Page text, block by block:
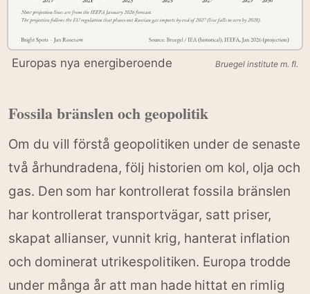
Europas nya energiberoende Bruegel institute m. fl.
Fossila bränslen och geopolitik
Om du vill förstå geopolitiken under de senaste
två århundradena, följ historien om kol, olja och
gas. Den som har kontrollerat fossila bränslen
har kontrollerat transportvägar, satt priser,
skapat allianser, vunnit krig, hanterat inflation
och dominerat utrikespolitiken. Europa trodde
under många år att man hade hittat en rimlig